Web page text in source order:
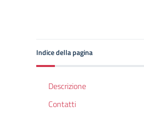
Indice della pagina
Descrizione
Contatti